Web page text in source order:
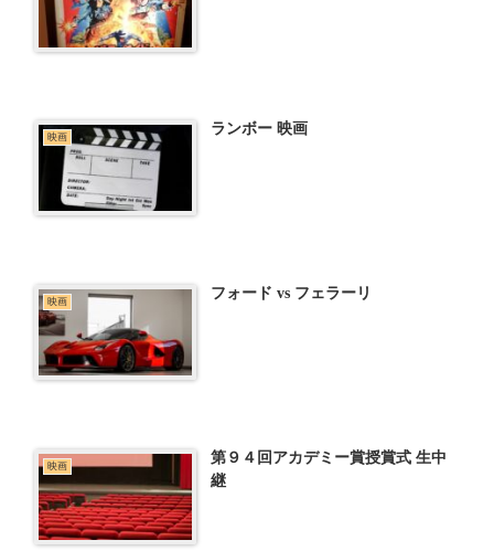
映画 ランボー 映画
映画 フォード vs フェラーリ
映画
第９４回アカデミー賞授賞式 生中
継